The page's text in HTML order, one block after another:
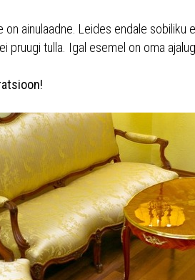
on ainulaadne. Leides endale sobiliku
pruugi tulla. Igal esemel on oma